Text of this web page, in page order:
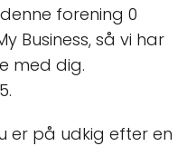
forening 0
Business, så vi har
med dig.
er på udkig efter en